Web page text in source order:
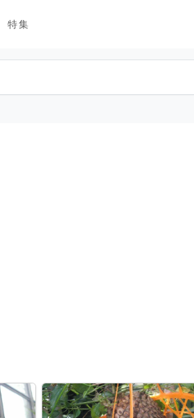
特集